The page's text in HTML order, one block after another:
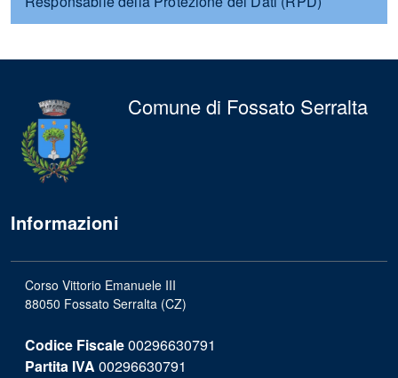
Comune di Fossato Serralta
Informazioni
Corso Vittorio Emanuele III
88050 Fossato Serralta (CZ)
Codice Fiscale00296630791
Partita IVA 00296630791